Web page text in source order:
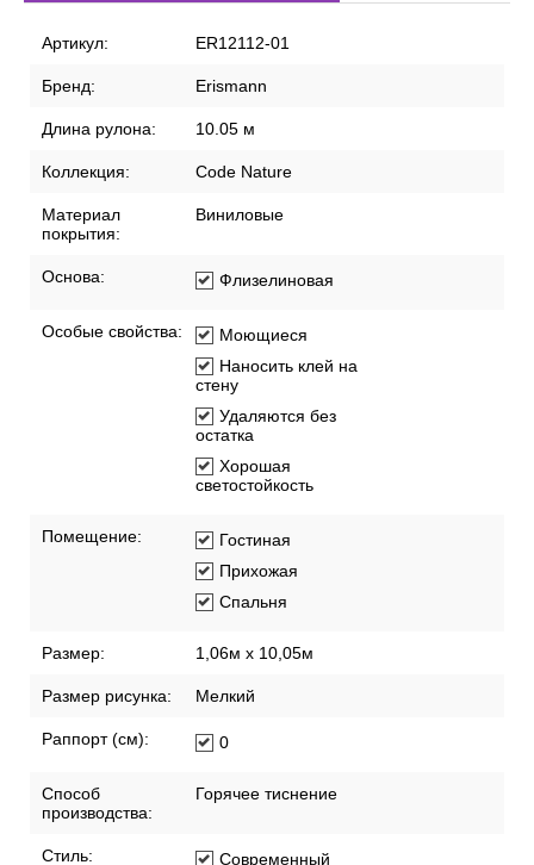
Артикул: ER12112-01
Бренд: Erismann
Длина рулона: 10.05 м
Коллекция: Code Nature
Материал
покрытия:
Виниловые
Основа: Флизелиновая
Особые свойства:
Моющиеся
Наносить клей на
стену
Удаляются без
остатка
Хорошая
светостойкость
Помещение:
Гостиная
Прихожая
Спальня
Размер: 1,06м х 10,05м
Размер рисунка: Мелкий
Раппорт (см): 0
Способ
производства:
Горячее тиснение
Стиль: Современный